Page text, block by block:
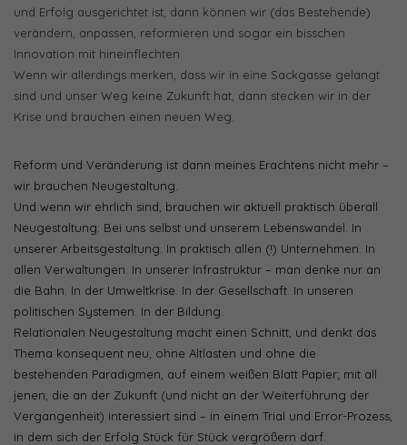
und Erfolg ausgerichtet ist, dann können wir (das Bestehende)
verändern, anpassen, reformieren und sogar ein bisschen
Innovation mit hineinflechten.
Wenn wir allerdings merken, dass wir in eine Sackgasse gelangt
sind und unser Weg keine Zukunft hat, dann stecken wir in der
Krise und brauchen einen neuen Weg.
Reform und Veränderung ist dann meines Erachtens nicht mehr –
wir brauchen Neugestaltung.
Und wenn wir ehrlich sind, brauchen wir aktuell praktisch überall
Neugestaltung: Bei uns selbst und unserem Lebenswandel. In
unserer Arbeitsgestaltung. In praktisch allen (!) Unternehmen. In
allen Verwaltungen. In unserer Infrastruktur – man denke nur an
die Bahn. In der Umweltkrise. In der Gesellschaft. In unseren
politischen Systemen. In der Bildung.
Relationalen Neugestaltung macht einen Schnitt, und denkt das
Thema konsequent neu, ohne Altlasten und ohne die
bestehenden Paradigmen, auf einem weißen Blatt Papier; mit all
jenen, die an der Zukunft (und nicht an der Weiterführung der
Vergangenheit) interessiert sind – in einem Trial und Error-Prozess,
in dem sich der Erfolg Stück für Stück vergrößern darf.